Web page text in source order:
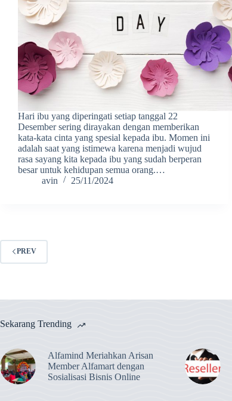
Hari ibu yang diperingati setiap tanggal 22
Desember sering dirayakan dengan memberikan
kata-kata cinta yang spesial kepada ibu. Momen ini
adalah saat yang istimewa karena menjadi wujud
rasa sayang kita kepada ibu yang sudah berperan
besar untuk kehidupan semua orang.…
avin
25/11/2024
PREV
Sekarang Trending
Alfamind Meriahkan Arisan
Member Alfamart dengan
Sosialisasi Bisnis Online